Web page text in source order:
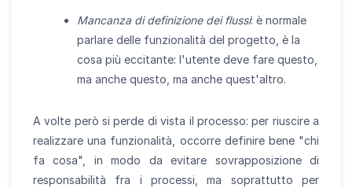
Mancanza di definizione dei flussi: è normale
parlare delle funzionalità del progetto, è la
cosa più eccitante: l'utente deve fare questo,
ma anche questo, ma anche quest'altro.
A volte però si perde di vista il processo: per riuscire a
realizzare una funzionalità, occorre definire bene "chi
fa cosa", in modo da evitare sovrapposizione di
responsabilità fra i processi, ma soprattutto per